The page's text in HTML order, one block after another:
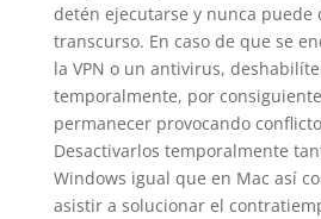
detén ejecutarse y nunca puede
transcurso. En caso de que se
la VPN o un antivirus,
temporalmente, por
permanecer provocando
Desactivarlos temporalmente
Windows igual que en Mac así­
asistir a solucionar el